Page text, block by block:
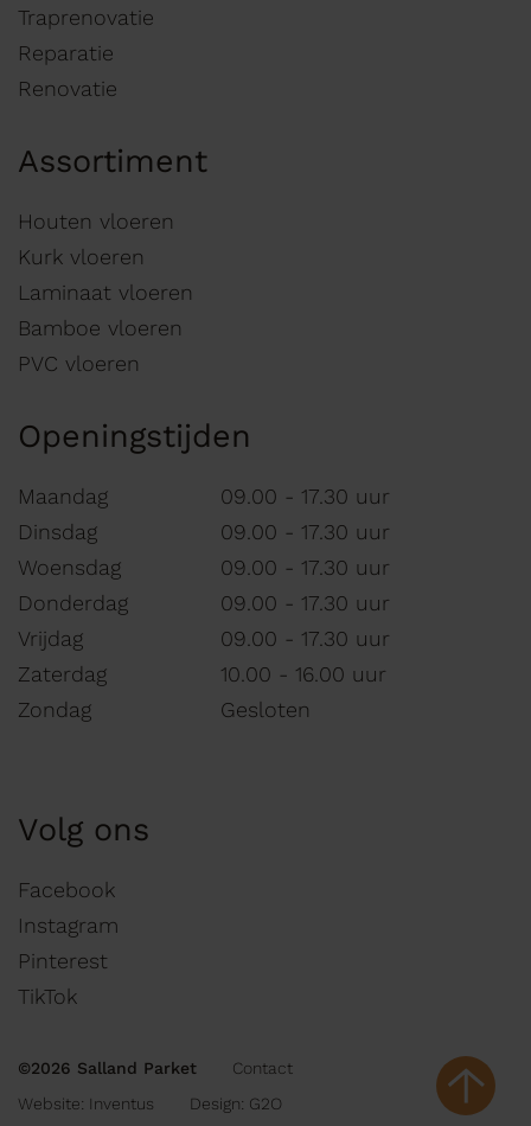
Traprenovatie
Reparatie
Renovatie
Assortiment
Houten vloeren
Kurk vloeren
Laminaat vloeren
Bamboe vloeren
PVC vloeren
Openingstijden
Maandag
09.00 - 17.30 uur
Dinsdag
09.00 - 17.30 uur
Woensdag
09.00 - 17.30 uur
Donderdag
09.00 - 17.30 uur
Vrijdag
09.00 - 17.30 uur
Zaterdag
10.00 - 16.00 uur
Zondag
Gesloten
Volg ons
Facebook
Instagram
Pinterest
TikTok
©2026 Salland Parket
Contact
Website: Inventus Design: G2O